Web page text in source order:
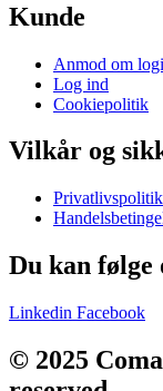
Kunde
Main
Menu
Anmod om
Log ind
Cookiepolitik
Vilkår og
Main
Menu
Privatlivspolitik
Du kan følge
Linkedin Facebook
© 2025